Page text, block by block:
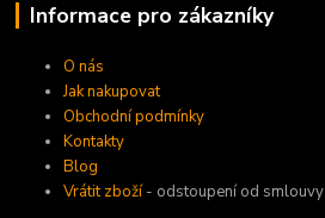
Informace pro zákazníky
O nás
Jak nakupovat
Obchodní podmínky
Kontakty
Blog
Vrátit zboží - odstoupení od smlouvy